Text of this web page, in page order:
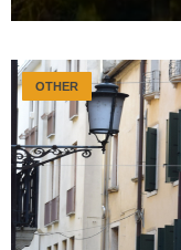
OTHER